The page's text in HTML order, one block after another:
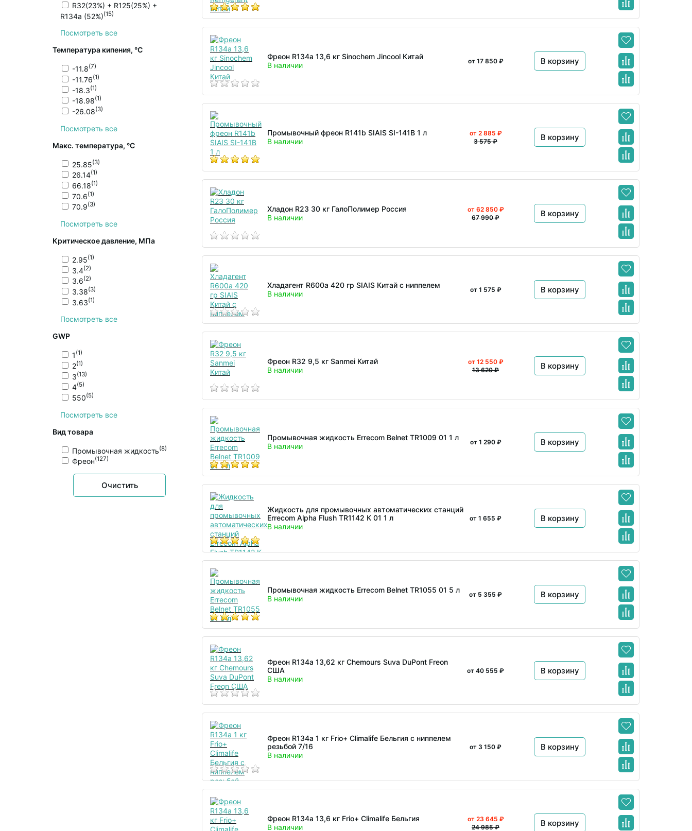
R32(23%) + R125(25%) +
R134a (52%)(15)
Посмотреть все
Температура кипения, °С
-11.8(7)
-11.76(1)
-18.3(1)
-18.98(1)
-26.08(3)
Посмотреть все
Макс. температура, °С
25.85(3)
26.14(1)
66.18(1)
70.6(1)
70.9(3)
Посмотреть все
Критическое давление, МПа
2.95(1)
3.4(2)
3.6(2)
3.38(3)
3.63(1)
Посмотреть все
GWP
1 (1)
2(1)
3(13)
4(5)
550(5)
Посмотреть все
Вид товара
Промывочная жидкость(8)
Фреон(127)
Очистить
Фреон R134a 13,6 кг Sinochem Jincool Китай
В наличии
от 17 850 ₽ В корзину
Промывочный фреон R141b SIAIS SI-141B 1 л
В наличии
3 575 ₽
от 2 885 ₽ В корзину
Хладон R23 30 кг ГалоПолимер Россия
В наличии
67 990 ₽
от 62 850 ₽ В корзину
Хладагент R600a 420 гр SIAIS Китай с ниппелем
В наличии
от 1 575 ₽ В корзину
Фреон R32 9,5 кг Sanmei Китай
В наличии
13 620 ₽
от 12 550 ₽ В корзину
Промывочная жидкость Errecom Belnet TR1009 01 1 л
В наличии
от 1 290 ₽ В корзину
Жидкость для промывочных автоматических станций
Errecom Alpha Flush TR1142 К 01 1 л
В наличии
от 1 655 ₽ В корзину
Промывочная жидкость Errecom Belnet TR1055 01 5 л
В наличии
от 5 355 ₽ В корзину
Фреон R134а 13,62 кг Chemours Suva DuPont Freon
США
В наличии
от 40 555 ₽ В корзину
Фреон R134а 1 кг Frio+ Climalife Бельгия с ниппелем
резьбой 7/16
В наличии
от 3 150 ₽ В корзину
Фреон R134а 13,6 кг Frio+ Climalife Бельгия
В наличии
24 985 ₽
от 23 645 ₽ В корзину